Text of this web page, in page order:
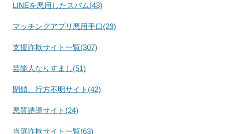
LINEを悪用したスパム(43)
マッチングアプリ悪用手口(29)
支援詐欺サイト一覧(307)
芸能人なりすまし(51)
閉鎖、行方不明サイト(42)
悪質誘導サイト(24)
当選詐欺サイト一覧(63)